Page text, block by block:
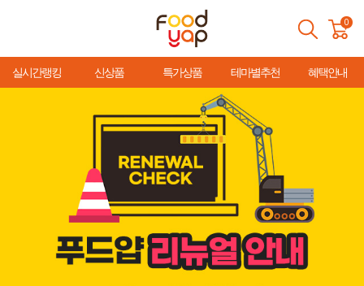
0
실시간랭킹 신상품 특가상품 테마별추천 혜택안내